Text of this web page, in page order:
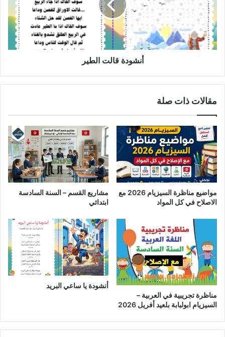
أنشودة قالت الطير
مقالات ذات صلة
مواضيع مناظرة السيزيام 2026 مع
الاصلاح في كل المواد
مشاريع القسم – السنة السادسة
ابتدائي
مناظرة تجريبية في العربية –
السيزيام ابولبابة بلعيد أفريل 2026
أنشودة يا ساعي البريد